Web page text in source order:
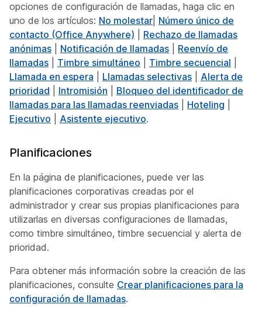
opciones de configuración de llamadas, haga clic en
uno de los artículos: No molestar Número único de
contacto (Office Anywhere)
Rechazo de llamadas
anónimas
Notificación de llamadas
Reenvío de
llamadas
Timbre simultáneo Timbre secuencial
Llamada en espera
Llamadas selectivas
Alerta de
prioridad
Intromisión
Bloqueo del identificador de
llamadas para las llamadas reenviadas
Hoteling
Ejecutivo
Asistente ejecutivo.
Planificaciones
En la página de planificaciones, puede ver las
planificaciones corporativas creadas por el
administrador y crear sus propias planificaciones para
utilizarlas en diversas configuraciones de llamadas,
como timbre simultáneo, timbre secuencial y alerta de
prioridad.
Para obtener más información sobre la creación de las
planificaciones, consulte Crear planificaciones para la
configuración de llamadas.